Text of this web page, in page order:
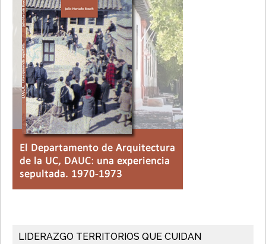
LIDERAZGO TERRITORIOS QUE CUIDAN